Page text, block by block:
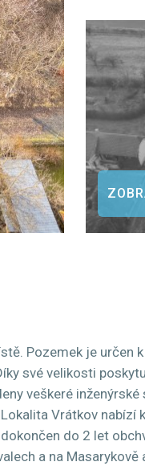
Pozemek je určen
své velikosti
veškeré
Vrátkov
do 2 let
a na